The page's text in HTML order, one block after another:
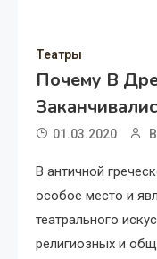
Театры
Почему В
01.03.2020
В античной
особое место и
театрального
религиозных и